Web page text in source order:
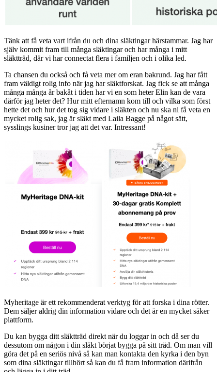
Tänk att få veta vart ifrån du och dina släktingar härstammar. Jag har
själv kommit fram till många släktingar och har många i mitt
släktträd, där vi har connectat flera i familjen och i olika led.
Ta chansen du också och få veta mer om eran bakrund. Jag har fått
fram väldigt rolig info när jag har släktforskat. Jag fick se att många
många många år bakåt i tiden har vi en som heter Elin kan de vara
därför jag heter det? Hur mitt efternamn kom till och vilka som först
hette det och hur det tog sig vidare i släkten och nu ska ni få veta en
mycket rolig sak, jag är släkt med Laila Bagge på något sätt,
sysslings kusiner tror jag att det var. Intressant!
Myheritage är ett rekommenderat verktyg för att forska i dina rötter.
Dem säljer aldrig din information vidare och det är en mycket säker
plattform.
Du kan bygga ditt släktträd direkt när du loggar in och då ser du
dessutom om någon i din släkt börjat bygga på sitt träd. Om man vill
göra det på en seriös nivå så kan man kontakta den kyrka i den byn
som dina släktingar tillhört så kan du få fram information därifrån